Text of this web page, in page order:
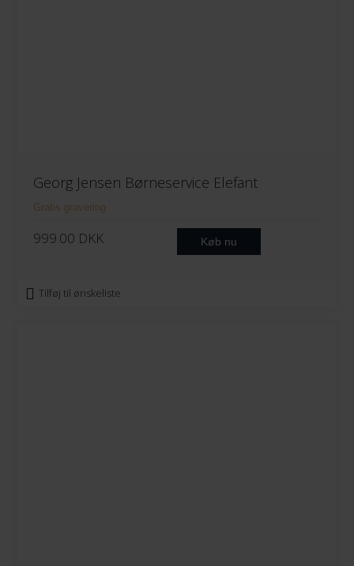
Georg Jensen Børneservice Elefant
Gratis gravering
999.00 DKK Køb nu
Tilføj til ønskeliste